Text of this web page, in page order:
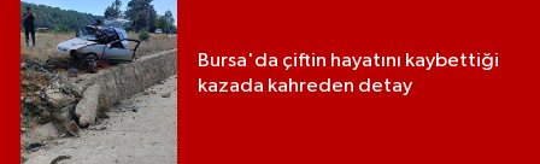
Bursa'da çiftin hayatını kaybettiği
kazada kahreden detay